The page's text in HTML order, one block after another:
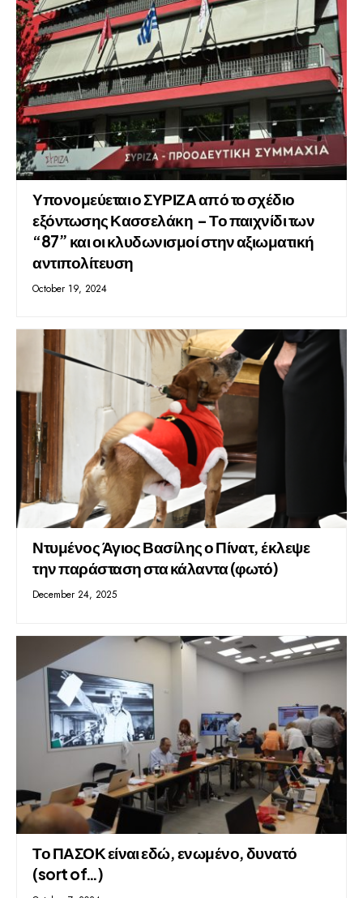
Υπονομεύεται ο ΣΥΡΙΖΑ από το σχέδιο
εξόντωσης Κασσελάκη – Το παιχνίδι των
“87” και οι κλυδωνισμοί στην αξιωματική
αντιπολίτευση
October 19, 2024
Ντυμένος Άγιος Βασίλης ο Πίνατ, έκλεψε
την παράσταση στα κάλαντα (φωτό)
December 24, 2025
Το ΠΑΣΟΚ είναι εδώ, ενωμένο, δυνατό
(sort of…)